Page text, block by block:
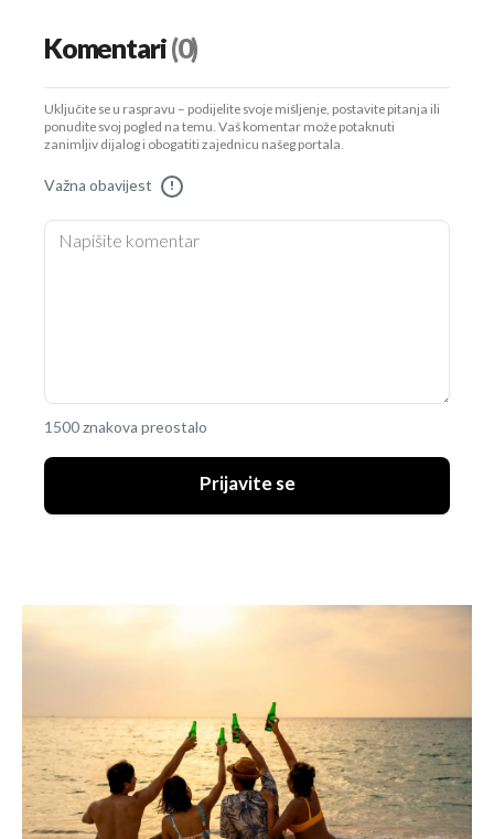
Komentari(0)
Uključite se u raspravu – podijelite svoje mišljenje, postavite pitanja ili
ponudite svoj pogled na temu. Vaš komentar može potaknuti
zanimljiv dijalog i obogatiti zajednicu našeg portala.
Važna obavijest !
1500 znakova preostalo
Prijavite se